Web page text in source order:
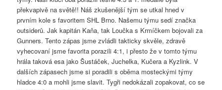
překvapivě na světě!! Náš zkušenější tým se utkal hned v
prvním kole s favoritem SHL Brno. Našemu týmu sedí značka
outsiderů. Jak kapitán Kaňa, tak Loučka s Krmíčkem bojovali za
Gunners. Tento zápas jsme zvládli takticky skvěle, zdravě
vyhecovaní jsme favorita porazili 4:1, i přesto že v tomto týmu
hrála taková esa jako Šustáček, Juchelka, Kučera a Kyzlink. V
dalších zápasech jsme si poradili s oběma mosteckými týmy
hladce 4:0 a mohli jsme slavit. Tygři nedokázali zopakovat, co se